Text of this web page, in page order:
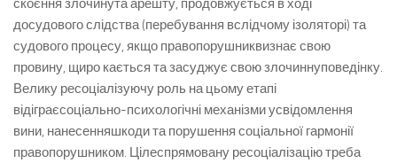
скоєння злочинута арешту, продовжується в ході
досудового слідства (перебування вслідчому ізоляторі) та
судового процесу, якщо правопорушниквизнає свою
провину, щиро кається та засуджує свою злочиннуповедінку.
Велику ресоціалізуючу роль на цьому етапі
відіграєсоціально-психологічні механізми усвідомлення
вини, нанесенняшкоди та порушення соціальної гармонії
правопорушником. Цілеспрямовану ресоціалізацію треба